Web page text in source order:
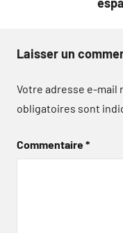
Laisser un
Votre adresse e-mail
obligatoires sont
Commentaire*